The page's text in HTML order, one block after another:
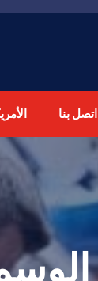
اتصل بنا